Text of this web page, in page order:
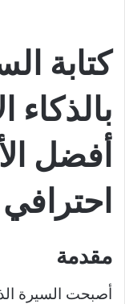
كتابة
مقدمة
أصبحت السيرة